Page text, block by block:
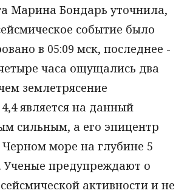
Марина Бондарь уточнила,
событие было
в 05:09 мск, последнее -
часа ощущались два
землетрясение
является на данный
сильным, а его эпицентр
Черном море на глубине 5
Ученые предупреждают о
активности и не